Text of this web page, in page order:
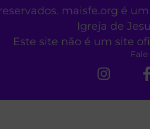
maisfe.org é
Igreja de
Este site não é um site